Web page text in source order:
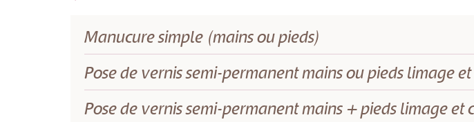
Manucure simple (mains ou pieds)
Pose de vernis semi-permanent mains ou pieds limage
Pose de vernis semi-permanent mains + pieds limage et